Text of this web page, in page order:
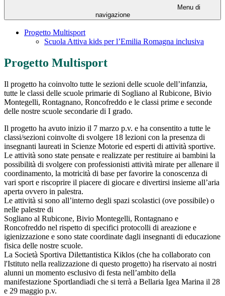
Menu di
navigazione
Progetto Multisport
Scuola Attiva kids per l’Emilia Romagna inclusiva
Progetto Multisport
Il progetto ha coinvolto tutte le sezioni delle scuole dell’infanzia,
tutte le classi delle scuole primarie di Sogliano al Rubicone, Bivio
Montegelli, Rontagnano, Roncofreddo e le classi prime e seconde
delle nostre scuole secondarie di I grado.
Il progetto ha avuto inizio il 7 marzo p.v. e ha consentito a tutte le
classi/sezioni coinvolte di svolgere 18 lezioni con la presenza di
insegnanti laureati in Scienze Motorie ed esperti di attività sportive.
Le attività sono state pensate e realizzate per restituire ai bambini la
possibilità di svolgere con professionisti attività mirate per allenare il
coordinamento, la motricità di base per favorire la conoscenza di
vari sport e riscoprire il piacere di giocare e divertirsi insieme all’aria
aperta ovvero in palestra.
Le attività si sono all’interno degli spazi scolastici (ove possibile) o
nelle palestre di
Sogliano al Rubicone, Bivio Montegelli, Rontagnano e
Roncofreddo nel rispetto di specifici protocolli di areazione e
igienizzazione e sono state coordinate dagli insegnanti di educazione
fisica delle nostre scuole.
La Società Sportiva Dilettantistica Kiklos (che ha collaborato con
l'Istituto nella realizzazione di questo progetto) ha riservato ai nostri
alunni un momento esclusivo di festa nell’ambito della
manifestazione Sportlandiadi che si terrà a Bellaria Igea Marina il 28
e 29 maggio p.v.